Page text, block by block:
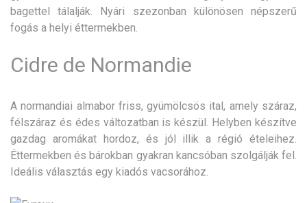
bagettel tálalják. Nyári szezonban különösen népszerű
fogás a helyi éttermekben.
Cidre de Normandie
A normandiai almabor friss, gyümölcsös ital, amely száraz,
félszáraz és édes változatban is készül. Helyben készítve
gazdag aromákat hordoz, és jól illik a régió ételeihez.
Éttermekben és bárokban gyakran kancsóban szolgálják fel.
Ideális választás egy kiadós vacsorához.